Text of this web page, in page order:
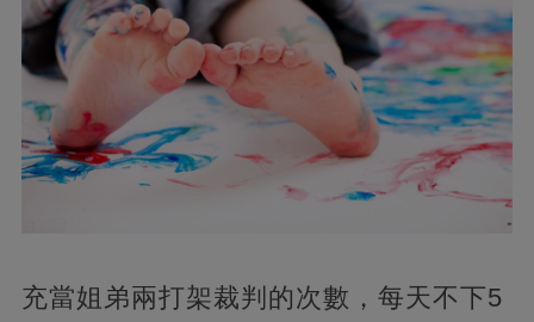
充當姐弟兩打架裁判的次數，每天不下5